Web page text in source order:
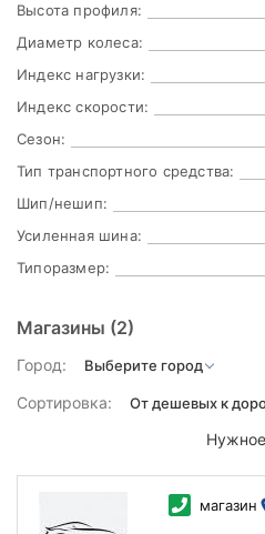
Высота профиля:
Диаметр колеса:
Индекс нагрузки:
Индекс скорости:
Сезон:
Тип транспортного средства:
Шип/нешип:
Усиленная шина:
Типоразмер:
Магазины (2)
Город:
Сортировка:
магазин